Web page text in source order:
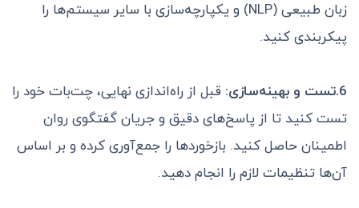
زبان طبیعی (NLP) و یکپارچه‌سازی با سایر سیستم‌ها را
پیکربندی کنید.
6.تست و بهینه‌سازی:
قبل از راه‌اندازی نهایی، چت‌بات خود را
تست کنید تا از پاسخ‌های دقیق و جریان گفتگوی روان
اطمینان حاصل کنید. بازخوردها را جمع‌آوری کرده و بر اساس
آن‌ها تنظیمات لازم را انجام دهید.